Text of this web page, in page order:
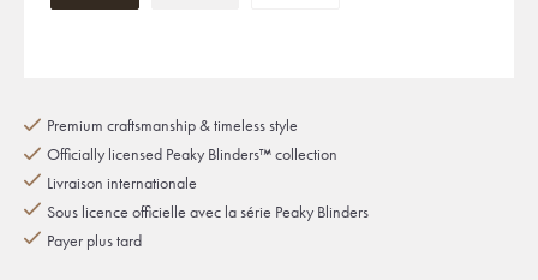
Premium craftsmanship & timeless style
Officially licensed Peaky Blinders™ collection
Livraison internationale
Sous licence officielle avec la série Peaky Blinders
Payer plus tard